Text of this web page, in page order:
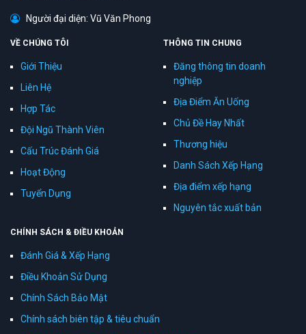
Người đại diện: Vũ Văn Phong
VỀ CHÚNG TÔI
Giới Thiệu
Liên Hệ
Hợp Tác
Đội Ngũ Thành Viên
Cấu Trúc Đánh Giá
Hoạt Động
Tuyển Dụng
THÔNG TIN CHUNG
Đăng thông tin doanh
nghiệp
Địa Điểm Ăn Uống
Chủ Đề Hay Nhất
Thương hiệu
Danh Sách Xếp Hạng
Địa điểm xếp hạng
Nguyên tắc xuất bản
CHÍNH SÁCH & ĐIỀU KHOẢN
Đánh Giá & Xếp Hạng
Điều Khoản Sử Dụng
Chính Sách Bảo Mật
Chính sách biên tập & tiêu chuẩn